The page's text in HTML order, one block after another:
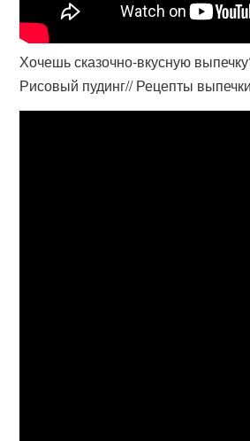
Хочешь сказочно-вкусную
Рисовый пудинг// Рецепты